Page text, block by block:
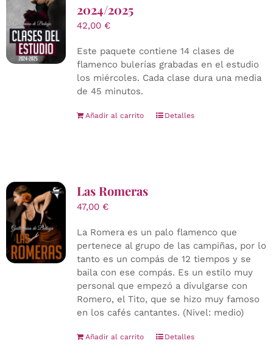
2024/2025
42,00 €
Este paquete contiene 14 clases de
flamenco bulerías grabadas en el estudio
los miércoles. Cada clase dura una media
de 45 minutos.
Añadir al carrito Detalles
Las Romeras
47,00 €
La Romera es un palo flamenco que
pertenece al grupo de las campiñas, por lo
tanto es un compás de 12 tiempos y se
baila con ese compás. Es un estilo muy
personal que empezó a divulgarse con
Romero, el Tito, que se hizo muy famoso
en los cafés cantantes. (Nivel: medio)
Añadir al carrito Detalles